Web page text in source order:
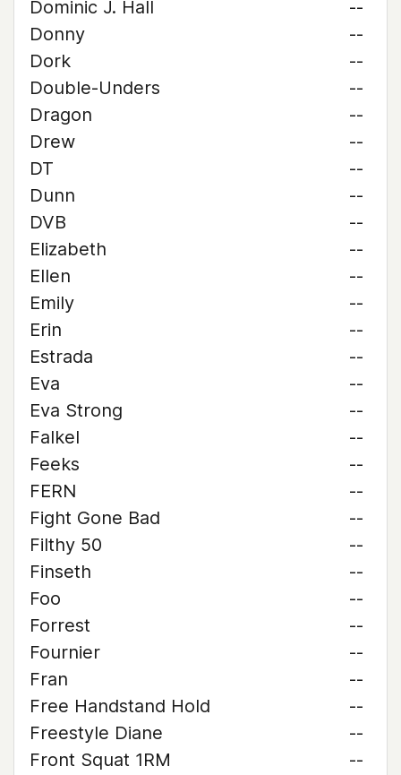
Dominic J. Hall
--
Donny
--
Dork
--
Double-Unders
--
Dragon
--
Drew
--
DT
--
Dunn
--
DVB
--
Elizabeth
--
Ellen
--
Emily
--
Erin
--
Estrada
--
Eva
--
Eva Strong
--
Falkel
--
Feeks
--
FERN
--
Fight Gone Bad
--
Filthy 50
--
Finseth
--
Foo
--
Forrest
--
Fournier
--
Fran
--
Free Handstand Hold
--
Freestyle Diane
--
Front Squat 1RM
--